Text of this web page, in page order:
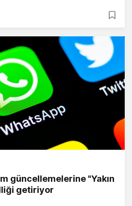
güncellemelerine "Yakın
getiriyor